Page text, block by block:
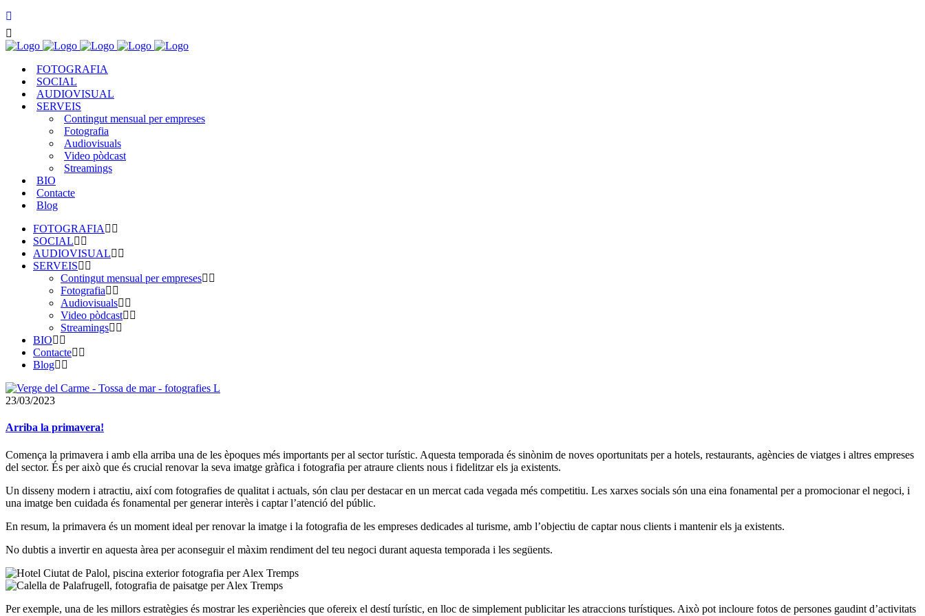
FOTOGRAFIA
SOCIAL
AUDIOVISUAL
SERVEIS
Contingut mensual per empreses
Fotografia
Audiovisuals
Video pòdcast
Streamings
BIO
Contacte
Blog
FOTOGRAFIA
SOCIAL
AUDIOVISUAL
SERVEIS
Contingut mensual per empreses
Fotografia
Audiovisuals
Video pòdcast
Streamings
BIO
Contacte
Blog
23/03/2023
Arriba la primavera!
Comença la primavera i amb ella arriba una de les èpoques més importants per al sector turístic. Aquesta temporada és sinònim de noves oportunitats per a hotels, restaurants, agències de viatges i altres empreses
del sector. És per això que és crucial renovar la seva imatge gràfica i fotografia per atraure clients nous i fidelitzar els ja existents.
Un disseny modern i atractiu, així com fotografies de qualitat i actuals, són clau per destacar en un mercat cada vegada més competitiu. Les xarxes socials són una eina fonamental per a promocionar el negoci, i
una imatge ben cuidada és fonamental per generar interès i captar l’atenció del públic.
En resum, la primavera és un moment ideal per renovar la imatge i la fotografia de les empreses dedicades al turisme, amb l’objectiu de captar nous clients i mantenir els ja existents.
No dubtis a invertir en aquesta àrea per aconseguir el màxim rendiment del teu negoci durant aquesta temporada i les següents.
Per exemple, una de les millors estratègies és mostrar les experiències que ofereix el destí turístic, en lloc de simplement publicitar les atraccions turístiques. Això pot incloure fotos de persones gaudint d’activitats